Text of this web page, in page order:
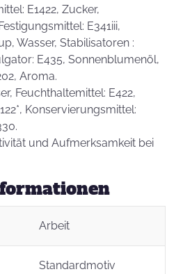
E1422, Zucker,
E341iii,
Wasser, Stabilisatoren :
E435, Sonnenblumenöl,
Aroma.
Feuchthaltemittel: E422,
Konservierungsmittel:
und Aufmerksamkeit bei
Arbeit
Standardmotiv